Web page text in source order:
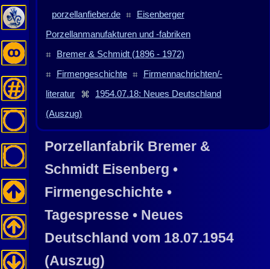
porzellanfieber.de ⌗ Eisenberger
Porzellanmanufakturen und -fabriken
⌗ Bremer & Schmidt (1896 - 1972)
⌗ Firmengeschichte ⌗ Firmennachrichten/-
literatur ⌘ 1954.07.18: Neues Deutschland
(Auszug)
Porzellanfabrik Bremer &
Schmidt Eisenberg •
Firmengeschichte •
Tagespresse • Neues
Deutschland vom 18.07.1954
(Auszug)